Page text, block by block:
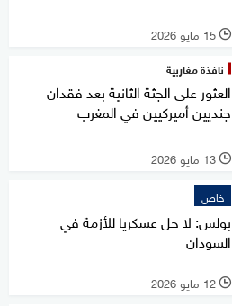
l 15 مايو 2026
نافذة مغاربية
العثور على الجثة الثانية بعد فقدان
جنديين أميركيين في المغرب
l 13 مايو 2026
خاص
بولس: لا حل عسكريا للأزمة في
السودان
l 12 مايو 2026